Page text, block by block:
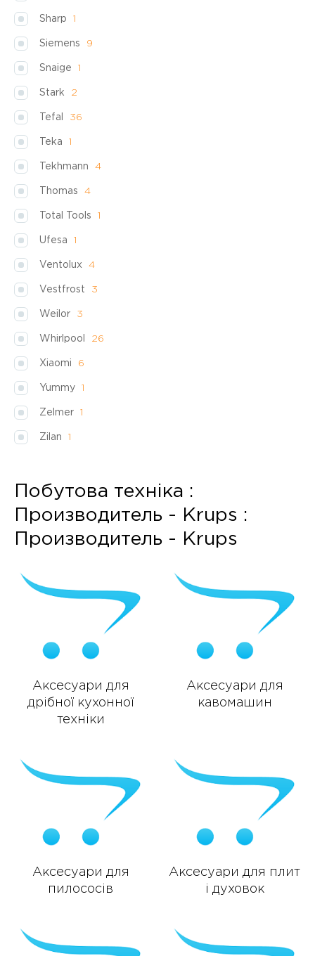
Sharp 1
Siemens 9
Snaige 1
Stark 2
Tefal 36
Teka 1
Tekhmann 4
Thomas 4
Total Tools 1
Ufesa 1
Ventolux 4
Vestfrost 3
Weilor 3
Whirlpool 26
Xiaomi 6
Yummy 1
Zelmer 1
Zilan 1
Побутова техніка :
Производитель - Krups :
Производитель - Krups
Аксесуари для
дрібної кухонної
техніки
Аксесуари для
кавомашин
Аксесуари для
пилососів
Аксесуари для плит
і духовок